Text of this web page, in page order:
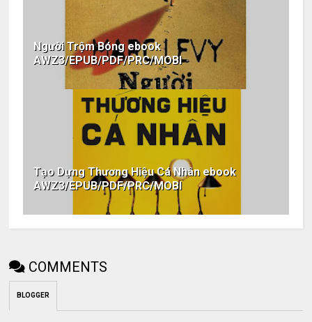
Người Trộm Bóng ebook
AWZ3/EPUB/PDF/PRC/MOBI
Tạo Dựng Thương Hiệu Cá Nhân ebook
AWZ3/EPUB/PDF/PRC/MOBI
COMMENTS
BLOGGER